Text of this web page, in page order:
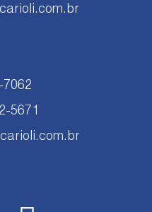
7062
5671